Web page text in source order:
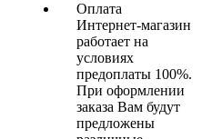
Оплата
Интернет-магазин
работает на
условиях
предоплаты 100%.
При оформлении
заказа Вам будут
предложены